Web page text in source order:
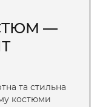
—
та стильна
костюми